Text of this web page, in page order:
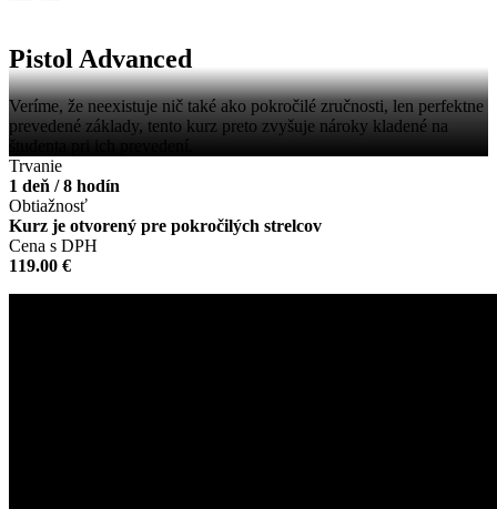
Pistol Advanced
Veríme, že neexistuje nič také ako pokročilé zručnosti, len perfektne
prevedené základy, tento kurz preto zvyšuje nároky kladené na
študenta pri ich prevedení.
Trvanie
1 deň / 8 hodín
Obtiažnosť
Kurz je otvorený pre pokročilých strelcov
Cena s DPH
119.00 €